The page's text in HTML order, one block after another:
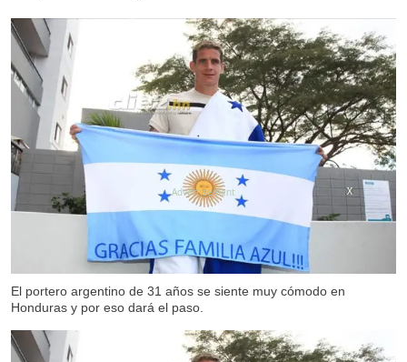
El portero argentino de 31 años se siente muy cómodo en
Honduras y por eso dará el paso.
X
X